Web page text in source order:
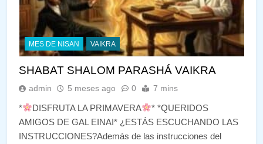
MES DE NISAN VAIKRA
SHABAT SHALOM PARASHÁ VAIKRA
admin 5 meses ago 0 7 mins
* DISFRUTA LA PRIMAVERA
* *QUERIDOS
AMIGOS DE GAL EINAI* ¿ESTÁS ESCUCHANDO LAS
INSTRUCCIONES?Además de las instrucciones del